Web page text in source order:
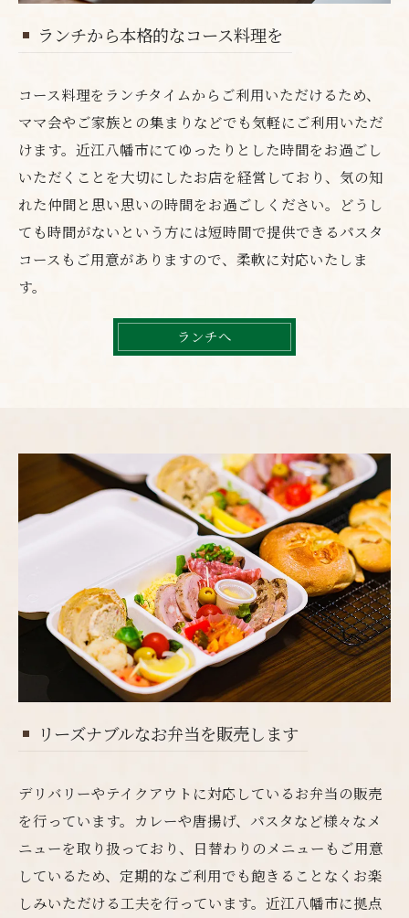
ランチから本格的なコース料理を
コース料理をランチタイムからご利用いただけるため、
ママ会やご家族との集まりなどでも気軽にご利用いただ
けます。近江八幡市にてゆったりとした時間をお過ごし
いただくことを大切にしたお店を経営しており、気の知
れた仲間と思い思いの時間をお過ごしください。どうし
ても時間がないという方には短時間で提供できるパスタ
コースもご用意がありますので、柔軟に対応いたしま
す。
ランチへ
リーズナブルなお弁当を販売します
デリバリーやテイクアウトに対応しているお弁当の販売
を行っています。カレーや唐揚げ、パスタなど様々なメ
ニューを取り扱っており、日替わりのメニューもご用意
しているため、定期的なご利用でも飽きることなくお楽
しみいただける工夫を行っています。近江八幡市に拠点